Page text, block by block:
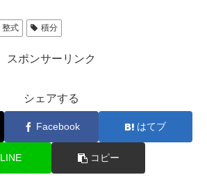
整式 積分
スポンサーリンク
シェアする
Facebook はてブ
LINE コピー